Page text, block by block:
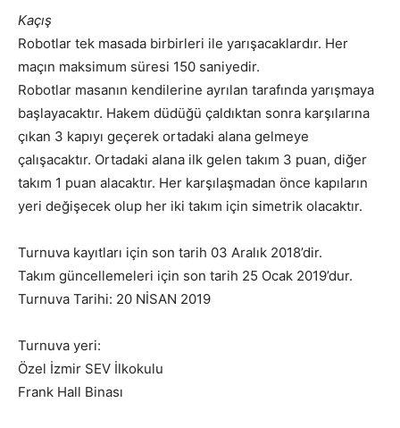
Kaçış
Robotlar tek masada birbirleri ile yarışacaklardır. Her
maçın maksimum süresi 150 saniyedir.
Robotlar masanın kendilerine ayrılan tarafında yarışmaya
başlayacaktır. Hakem düdüğü çaldıktan sonra karşılarına
çıkan 3 kapıyı geçerek ortadaki alana gelmeye
çalışacaktır. Ortadaki alana ilk gelen takım 3 puan, diğer
takım 1 puan alacaktır. Her karşılaşmadan önce kapıların
yeri değişecek olup her iki takım için simetrik olacaktır.
Turnuva kayıtları için son tarih 03 Aralık 2018’dir.
Takım güncellemeleri için son tarih 25 Ocak 2019’dur.
Turnuva Tarihi: 20 NİSAN 2019
Turnuva yeri:
Özel İzmir SEV İlkokulu
Frank Hall Binası